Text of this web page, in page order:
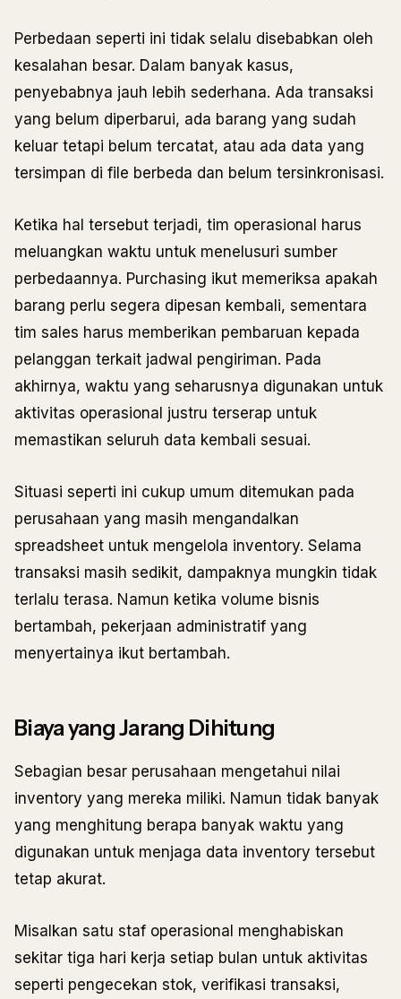
Perbedaan seperti ini tidak selalu disebabkan oleh
kesalahan besar. Dalam banyak kasus,
penyebabnya jauh lebih sederhana. Ada transaksi
yang belum diperbarui, ada barang yang sudah
keluar tetapi belum tercatat, atau ada data yang
tersimpan di file berbeda dan belum tersinkronisasi.
Ketika hal tersebut terjadi, tim operasional harus
meluangkan waktu untuk menelusuri sumber
perbedaannya. Purchasing ikut memeriksa apakah
barang perlu segera dipesan kembali, sementara
tim sales harus memberikan pembaruan kepada
pelanggan terkait jadwal pengiriman. Pada
akhirnya, waktu yang seharusnya digunakan untuk
aktivitas operasional justru terserap untuk
memastikan seluruh data kembali sesuai.
Situasi seperti ini cukup umum ditemukan pada
perusahaan yang masih mengandalkan
spreadsheet untuk mengelola inventory. Selama
transaksi masih sedikit, dampaknya mungkin tidak
terlalu terasa. Namun ketika volume bisnis
bertambah, pekerjaan administratif yang
menyertainya ikut bertambah.
Biaya yang Jarang Dihitung
Sebagian besar perusahaan mengetahui nilai
inventory yang mereka miliki. Namun tidak banyak
yang menghitung berapa banyak waktu yang
digunakan untuk menjaga data inventory tersebut
tetap akurat.
Misalkan satu staf operasional menghabiskan
sekitar tiga hari kerja setiap bulan untuk aktivitas
seperti pengecekan stok, verifikasi transaksi,